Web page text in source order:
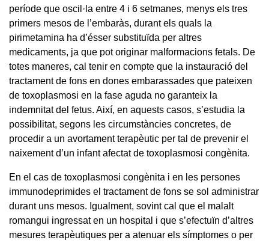
període que oscil·la entre 4 i 6 setmanes, menys els tres
primers mesos de l’embaràs, durant els quals la
pirimetamina ha d’ésser substituïda per altres
medicaments, ja que pot originar malformacions fetals. De
totes maneres, cal tenir en compte que la instauració del
tractament de fons en dones embarassades que pateixen
de toxoplasmosi en la fase aguda no garanteix la
indemnitat del fetus. Així, en aquests casos, s’estudia la
possibilitat, segons les circumstàncies concretes, de
procedir a un avortament terapèutic per tal de prevenir el
naixement d’un infant afectat de toxoplasmosi congènita.
En el cas de toxoplasmosi congènita i en les persones
immunodeprimides el tractament de fons se sol administrar
durant uns mesos. Igualment, sovint cal que el malalt
romangui ingressat en un hospital i que s’efectuïn d’altres
mesures terapèutiques per a atenuar els símptomes o per